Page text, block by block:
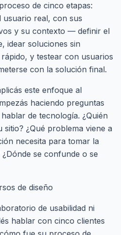
de cinco etapas:
real, con sus
y su contexto — definir el
idear soluciones sin
y testear con usuarios
con la solución final.
este enfoque al
haciendo preguntas
de tecnología. ¿Quién
sitio? ¿Qué problema viene a
necesita para tomar la
se confunde o se
de diseño
de usabilidad ni
hablar con cinco clientes